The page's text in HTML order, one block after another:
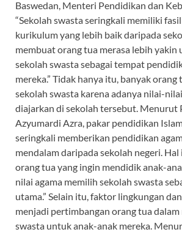
Baswedan, Menteri Pendidikan dan
“Sekolah swasta seringkali memiliki
kurikulum yang lebih baik daripada
membuat orang tua merasa lebih yakin
sekolah swasta sebagai tempat
mereka.” Tidak hanya itu, banyak orang
sekolah swasta karena adanya nilai-
diajarkan di sekolah tersebut. Menurut
Azyumardi Azra, pakar pendidikan
seringkali memberikan pendidikan
mendalam daripada sekolah negeri.
orang tua yang ingin mendidik anak-
nilai agama memilih sekolah swasta
utama.” Selain itu, faktor lingkungan
menjadi pertimbangan orang tua
swasta untuk anak-anak mereka.